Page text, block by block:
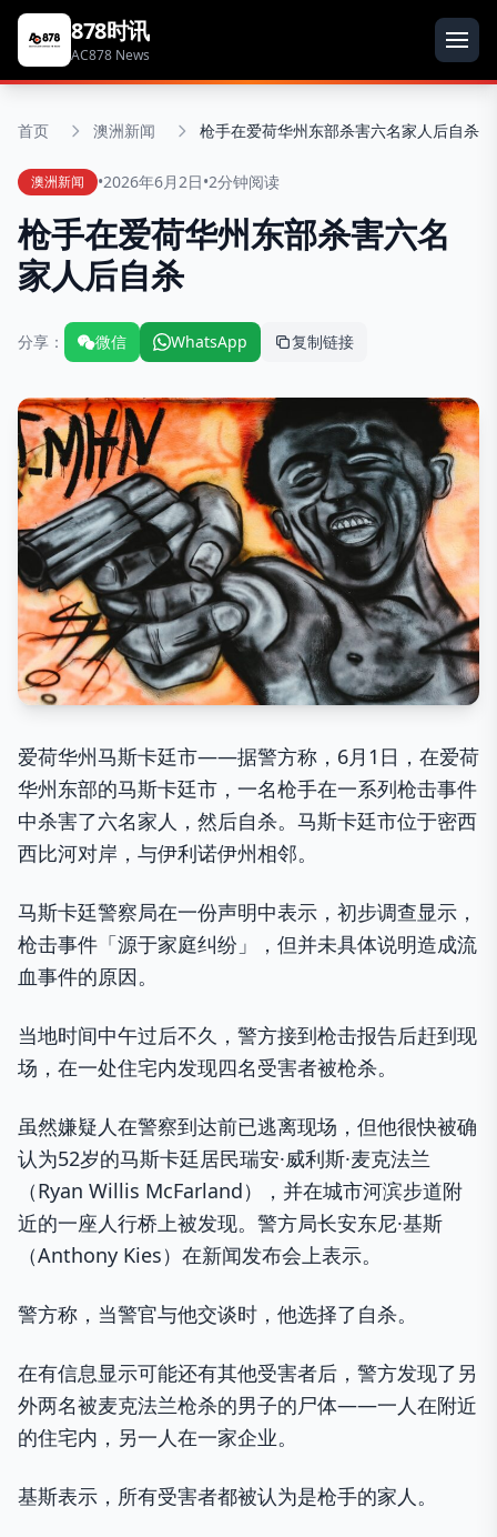
878时讯
AC878 News
首页 澳洲新闻 枪手在爱荷华州东部杀害六名家人后自杀
澳洲新闻 •2026年6月2日•2分钟阅读
枪手在爱荷华州东部杀害六名
家人后自杀
分享： 微信 WhatsApp 复制链接
爱荷华州马斯卡廷市——据警方称，6月1日，在爱荷
华州东部的马斯卡廷市，一名枪手在一系列枪击事件
中杀害了六名家人，然后自杀。马斯卡廷市位于密西
西比河对岸，与伊利诺伊州相邻。
马斯卡廷警察局在一份声明中表示，初步调查显示，
枪击事件「源于家庭纠纷」，但并未具体说明造成流
血事件的原因。
当地时间中午过后不久，警方接到枪击报告后赶到现
场，在一处住宅内发现四名受害者被枪杀。
虽然嫌疑人在警察到达前已逃离现场，但他很快被确
认为52岁的马斯卡廷居民瑞安·威利斯·麦克法兰
（Ryan Willis McFarland），并在城市河滨步道附
近的一座人行桥上被发现。警方局长安东尼·基斯
（Anthony Kies）在新闻发布会上表示。
警方称，当警官与他交谈时，他选择了自杀。
在有信息显示可能还有其他受害者后，警方发现了另
外两名被麦克法兰枪杀的男子的尸体——一人在附近
的住宅内，另一人在一家企业。
基斯表示，所有受害者都被认为是枪手的家人。